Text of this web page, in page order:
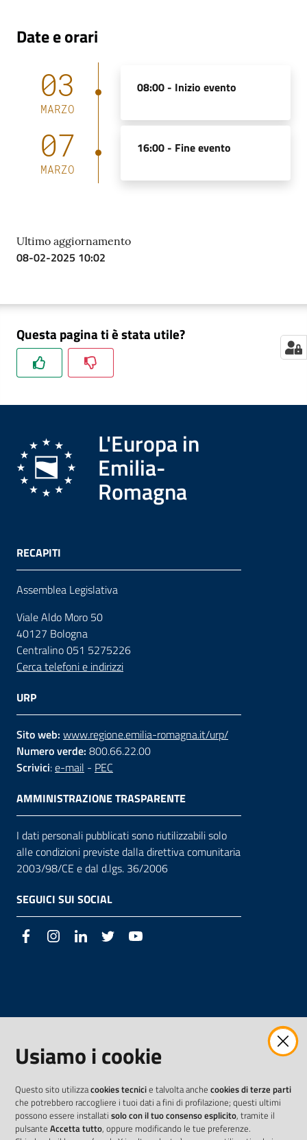
Date e orari
03
MARZO
08:00 - Inizio evento
07
MARZO
16:00 - Fine evento
Ultimo aggiornamento
08-02-2025 10:02
Questa pagina ti è stata utile?
L'Europa in
Emilia-
Romagna
RECAPITI
Assemblea Legislativa
Viale Aldo Moro 50
40127 Bologna
Centralino 051 5275226
Cerca telefoni e indirizzi
URP
Sito web: www.regione.emilia-romagna.it/urp/
Numero verde: 800.66.22.00
Scrivici:e-mail - PEC
AMMINISTRAZIONE TRASPARENTE
I dati personali pubblicati sono riutilizzabili solo
alle condizioni previste dalla direttiva comunitaria
2003/98/CE e dal d.lgs. 36/2006
SEGUICI SUI SOCIAL
FacebookInstagramLinkedIn Twitter
Usiamo i cookie
Questo sito utilizzacookies tecnicie talvolta anche cookies di terze parti
che potrebbero raccogliere i tuoi dati a fini di profilazione; questi ultimi
possono essere installati solo con il tuo consenso esplicito, tramite il
pulsante Accetta tutto, oppure modificando le tue preferenze.